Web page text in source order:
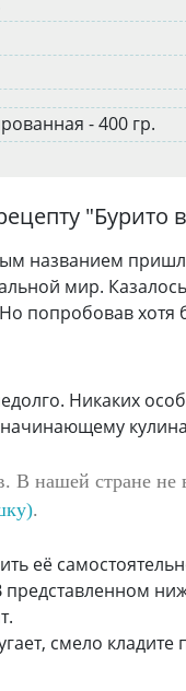
- 400 гр.
"Бурито
названием
мир.
попробовав хотя
Никаких
В нашей стране не
.
её
представленном
смело